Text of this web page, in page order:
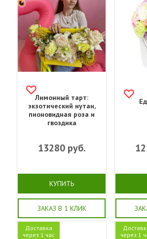
Лимонный тарт:
экзотический нутан,
пионовидная роза и
гвоздика
13280руб.
КУПИТЬ
ЗАКАЗ В 1 КЛИК
Доставка
через 1 час
через 1